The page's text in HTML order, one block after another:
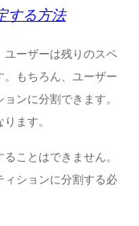
する方法
ユーザーは残りのスペ
。もちろん、ユーザー
ンに分割できます。
ます。
ことはできません。
ィションに分割する必